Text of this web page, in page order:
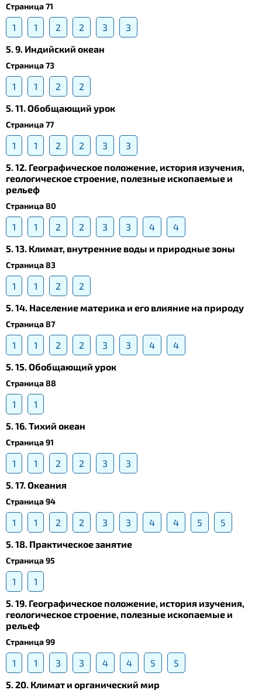
Страница 71
1 1 2 2 3
3
5. 9. Индийский океан
Страница 73
1 1 2
2
5. 11. Обобщающий урок
Страница 77
1 1 2 2 3
3
5. 12. Географическое положение, история изучения,
геологическое строение, полезные ископаемые и
рельеф
Страница 80
1 1 2 2 3 3 4
4
5. 13. Климат, внутренние воды и природные зоны
Страница 83
1 1 2
2
5. 14. Население материка и его влияние на природу
Страница 87
1 1 2 2 3 3 4
4
5. 15. Обобщающий урок
Страница 88
1
1
5. 16. Тихий океан
Страница 91
1 1 2 2 3
3
5. 17. Океания
Страница 94
1 1 2 2 3 3 4 4 5
5
5. 18. Практическое занятие
Страница 95
1
1
5. 19. Географическое положение, история изучения,
геологическое строение, полезные ископаемые и
рельеф
Страница 99
1 1 3 3 4 4 5
5
5. 20. Климат и органический мир